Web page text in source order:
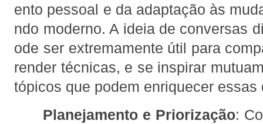
ento pessoal e da adaptação às
ndo moderno. A ideia de conversas
ode ser extremamente útil para
render técnicas, e se inspirar
tópicos que podem enriquecer essas
Planejamento e Priorização: